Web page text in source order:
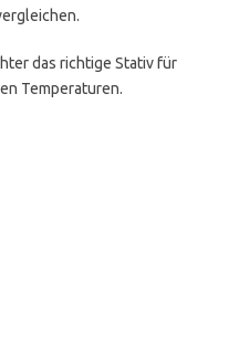
das richtige Stativ für
Temperaturen.